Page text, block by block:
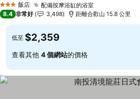
3 星級 飯店 配備按摩浴缸的浴室查看價格
8.4 非常好 3,498 距離合歡山 15.8 公里
低至 $2,359
查看其他 4 個網站的價格